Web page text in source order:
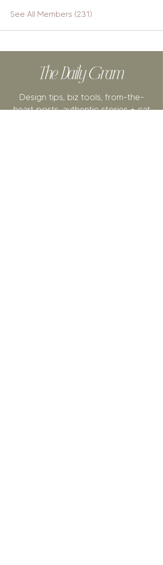
See All Members (231)
The Daily Gram
Design tips, biz tools, from-the-
heart posts, authentic stories + cat